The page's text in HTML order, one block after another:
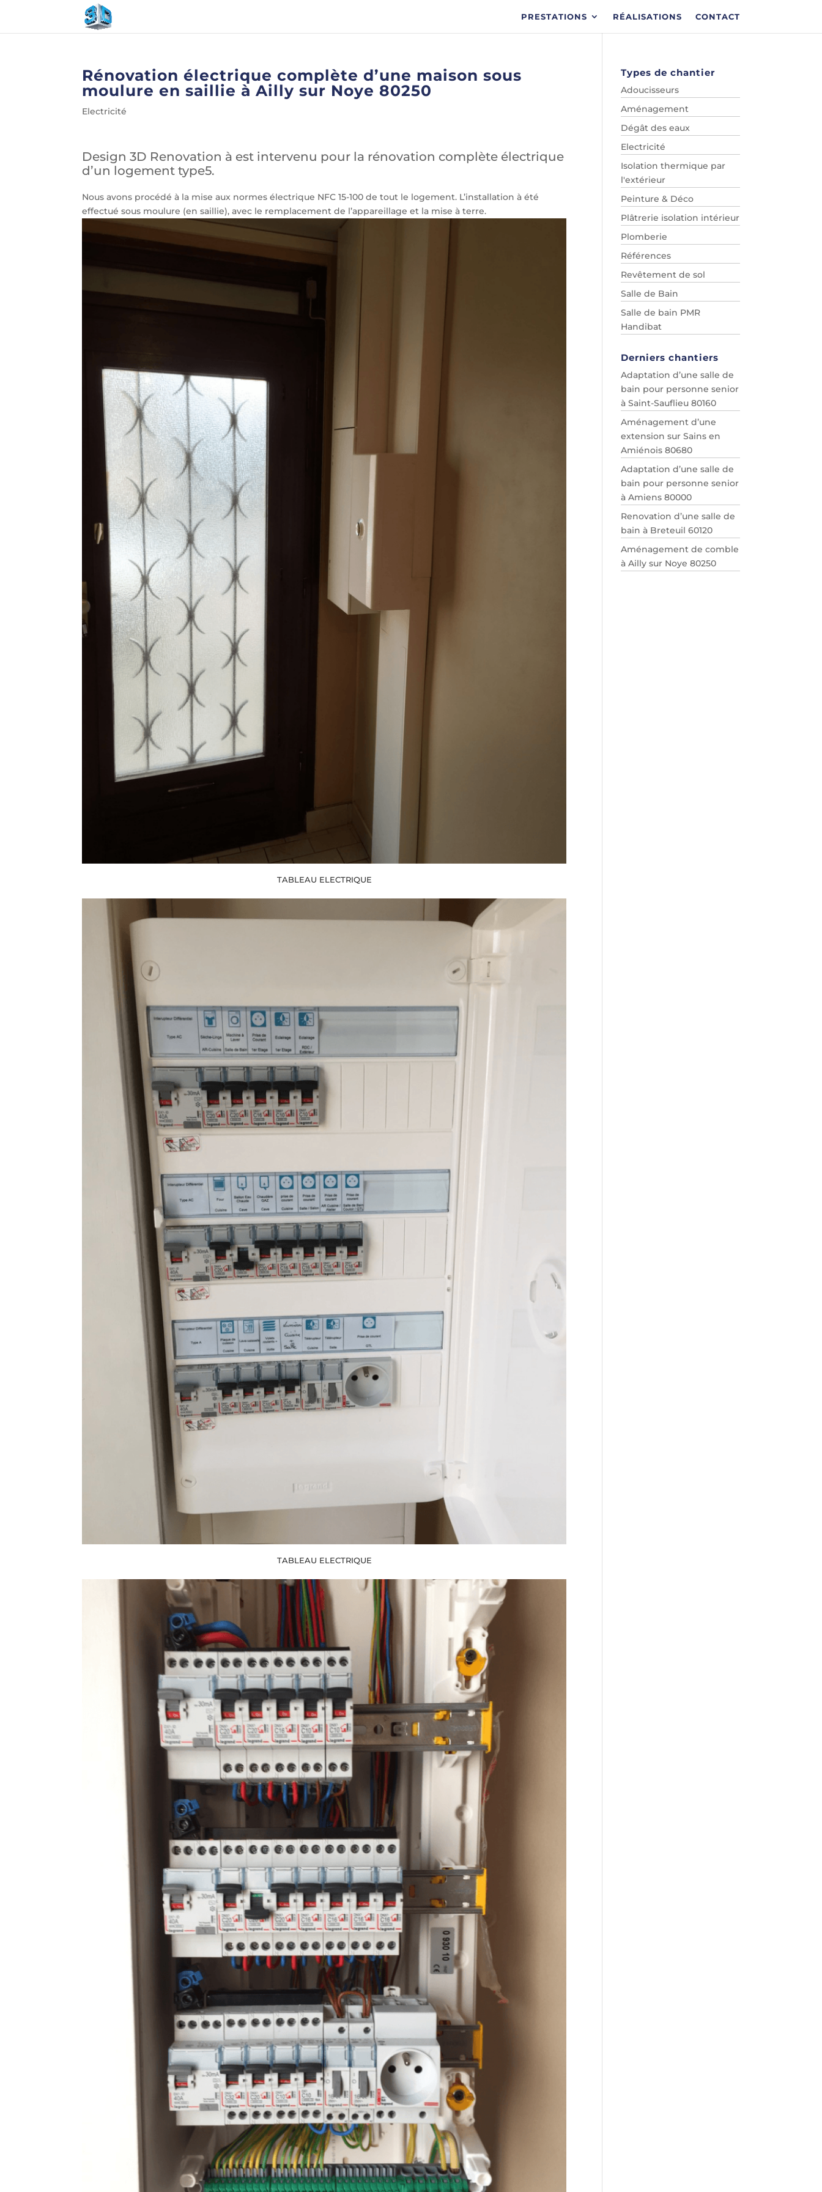
PRESTATIONS RÉALISATIONS CONTACT
Rénovation électrique complète d’une maison sous
moulure en saillie à Ailly sur Noye 80250
Electricité
Design 3D Renovation à est intervenu pour la rénovation complète électrique
d’un logement type5.
Nous avons procédé à la mise aux normes électrique NFC 15-100 de tout le logement. L’installation à été
effectué sous moulure (en saillie), avec le remplacement de l’appareillage et la mise à terre.
TABLEAU ELECTRIQUE
TABLEAU ELECTRIQUE
Types de chantier
Adoucisseurs
Aménagement
Dégât des eaux
Electricité
Isolation thermique par
l'extérieur
Peinture & Déco
Plâtrerie isolation intérieur
Plomberie
Références
Revêtement de sol
Salle de Bain
Salle de bain PMR
Handibat
Derniers chantiers
Adaptation d’une salle de
bain pour personne senior
à Saint-Sauflieu 80160
Aménagement d’une
extension sur Sains en
Amiénois 80680
Adaptation d’une salle de
bain pour personne senior
à Amiens 80000
Renovation d’une salle de
bain à Breteuil 60120
Aménagement de comble
à Ailly sur Noye 80250